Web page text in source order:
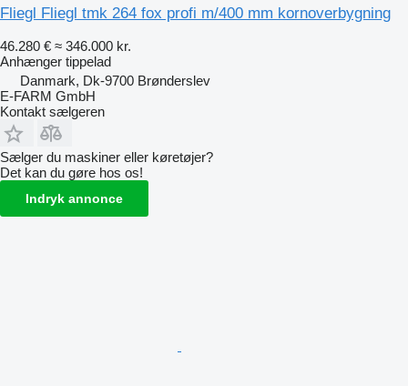
Fliegl Fliegl tmk 264 fox profi m/400 mm kornoverbygning
46.280 € ≈ 346.000 kr.
Anhænger tippelad
Danmark, Dk-9700 Brønderslev
E-FARM GmbH
Kontakt sælgeren
Sælger du maskiner eller køretøjer?
Det kan du gøre hos os!
Indryk annonce